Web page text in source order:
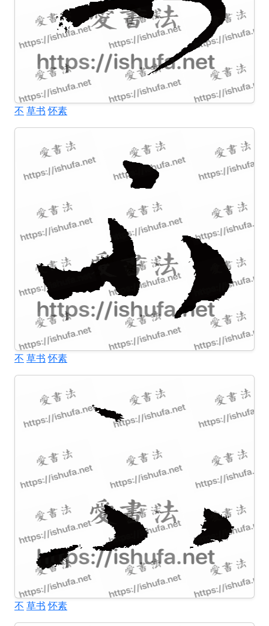
不 草书 怀素
不 草书 怀素
不 草书 怀素